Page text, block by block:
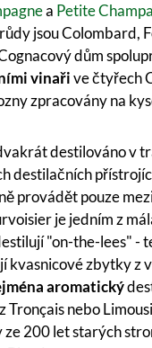
a Petite
jsou Colombard,
dům
vinařive čtyřech
zpracovány na
destilováno v
destilačních
provádět pouze
je jedním z
"on-the-lees" -
kvasnicové zbytky z
aromatický
Tronçais nebo
ze 200 let starých